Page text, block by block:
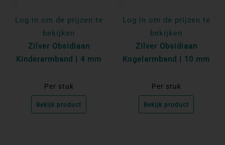
Log in om de prijzen te
bekijken
Zilver Obsidiaan
Kinderarmband | 4 mm
Per stuk
Bekijk product
Log in om de prijzen te
bekijken
Zilver Obsidiaan
Kogelarmband | 10 mm
Per stuk
Bekijk product